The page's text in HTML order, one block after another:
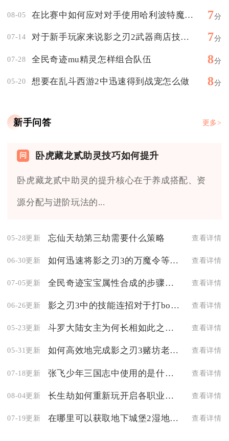
08-05 在比赛中如何应对对手使用哈利波特魔法觉醒辅助卡组 7分
07-14 对于新手玩家来说影之刃2武器商店技能点该如何选择 7分
07-28 全民奇迹mu精灵怎样组合队伍 8分
05-20 想要在乱斗西游2中迅速得到战宠怎么做 8分
新手问答 更多>
卧虎藏龙贰助灵技巧如何提升
卧虎藏龙贰中助灵的提升核心在于养成搭配、资
源分配与进阶玩法的...
05-28更新 忘仙天劫第三劫需要什么策略 查看详情
06-30更新 如何迅速将影之刃3的万魔令等级提升至满级 查看详情
07-05更新 全民奇迹宝宝属性合成的步骤是什么 查看详情
06-26更新 影之刃3中的技能连招对于打boss有用吗 查看详情
05-23更新 斗罗大陆女主为何长相如此之丑陋 查看详情
05-31更新 如何高效地完成影之刃3赌坊老板的任务 查看详情
07-18更新 张飞少年三国志中使用的是什么马 查看详情
08-04更新 长生劫如何重新玩开启各职业之旅 查看详情
07-19更新 在哪里可以获取地下城堡2湿地镜像 查看详情